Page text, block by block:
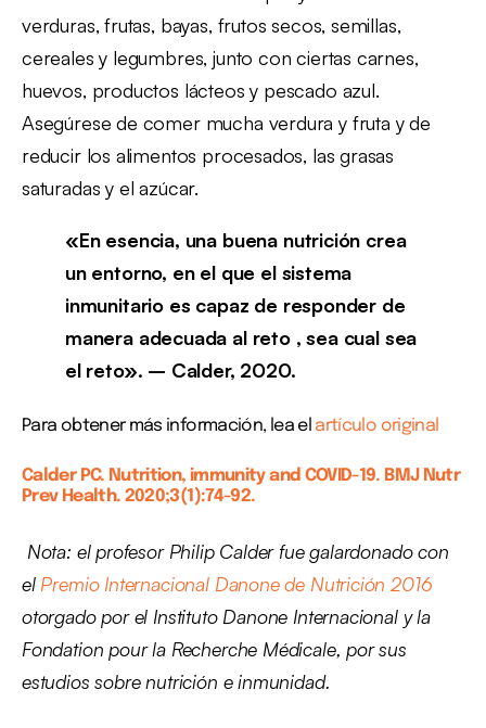
verduras, frutas, bayas, frutos secos, semillas,
cereales y legumbres, junto con ciertas carnes,
huevos, productos lácteos y pescado azul.
Asegúrese de comer mucha verdura y fruta y de
reducir los alimentos procesados, las grasas
saturadas y el azúcar.
«En esencia, una buena nutrición crea
un entorno, en el que el sistema
inmunitario es capaz de responder de
manera adecuada al reto , sea cual sea
el reto». – Calder, 2020.
Para obtener más información, lea el artículo original
Calder PC. Nutrition, immunity and COVID-19. BMJ Nutr
Prev Health. 2020;3(1):74-92.
Nota: el profesor Philip Calder fue galardonado con
el Premio Internacional Danone de Nutrición 2016
otorgado por el Instituto Danone Internacional y la
Fondation pour la Recherche Médicale, por sus
estudios sobre nutrición e inmunidad.